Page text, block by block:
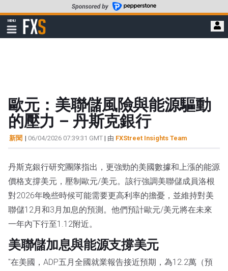
至
要
MENU
顯
示
FXStreet
歐元：美聯儲風險與能源驅動
的壓力 – 丹斯克銀行
新聞 | 06/04/2026 07:39:31 GMT | 由 FXStreet Insights Team
丹斯克銀行研究團隊指出，更強勁的美國數據和上漲的能源
價格支撐美元，壓制歐元/美元。該行強調美聯儲成員洛根
對2026年晚些時候可能需要更高利率的擔憂，並維持對美
聯儲12月和3月加息的預測。他們預計歐元/美元將在未來
一年內下行至1.12附近。
美聯儲加息與能源支撐美元
"在美國，ADP五月全國就業報告接近預期，為12.2萬（預